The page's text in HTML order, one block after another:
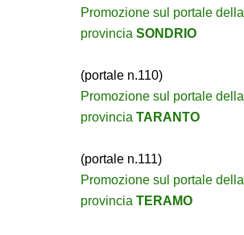
Promozione sul portale della
provincia SONDRIO
(portale n.110)
Promozione sul portale della
provincia TARANTO
(portale n.111)
Promozione sul portale della
provincia TERAMO